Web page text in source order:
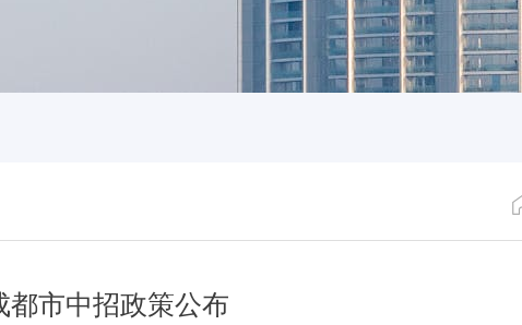
都市中招政策公布